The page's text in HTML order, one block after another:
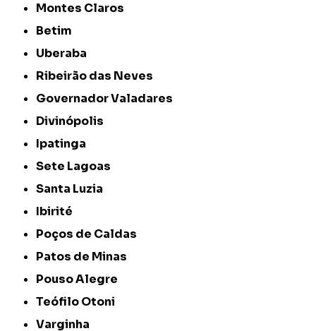
Montes Claros
Betim
Uberaba
Ribeirão das Neves
Governador Valadares
Divinópolis
Ipatinga
Sete Lagoas
Santa Luzia
Ibirité
Poços de Caldas
Patos de Minas
Pouso Alegre
Teófilo Otoni
Varginha